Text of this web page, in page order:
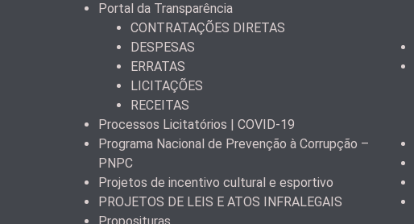
Portal da Transparência
CONTRATAÇÕES DIRETAS
DESPESAS
ERRATAS
LICITAÇÕES
RECEITAS
Processos Licitatórios | COVID-19
Programa Nacional de Prevenção à Corrupção –
PNPC
Projetos de incentivo cultural e esportivo
PROJETOS DE LEIS E ATOS INFRALEGAIS